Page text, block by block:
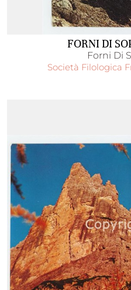
FORNI DI
Forni Di
Società Filologica